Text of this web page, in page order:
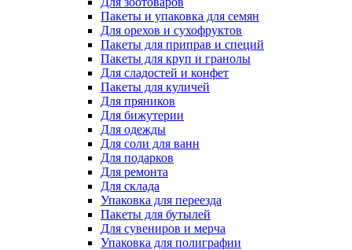
Пакеты и упаковка для семян
Для орехов и сухофруктов
Пакеты для приправ и специй
Пакеты для круп и гранолы
Для сладостей и конфет
Пакеты для куличей
Для пряников
Для бижутерии
Для одежды
Для соли для ванн
Для подарков
Для ремонта
Для склада
Упаковка для переезда
Пакеты для бутылей
Для сувениров и мерча
Упаковка для полиграфии